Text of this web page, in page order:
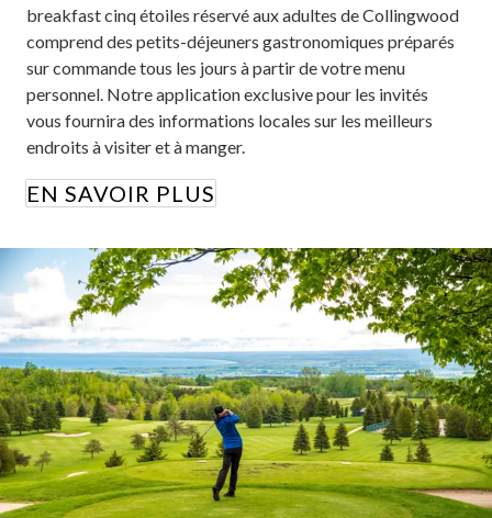
breakfast cinq étoiles réservé aux adultes de Collingwood
comprend des petits-déjeuners gastronomiques préparés
sur commande tous les jours à partir de votre menu
personnel. Notre application exclusive pour les invités
vous fournira des informations locales sur les meilleurs
endroits à visiter et à manger.
EN SAVOIR PLUS